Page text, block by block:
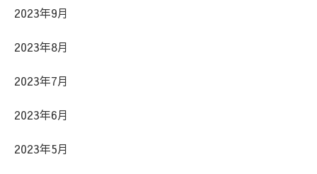
2023年9月
2023年8月
2023年7月
2023年6月
2023年5月